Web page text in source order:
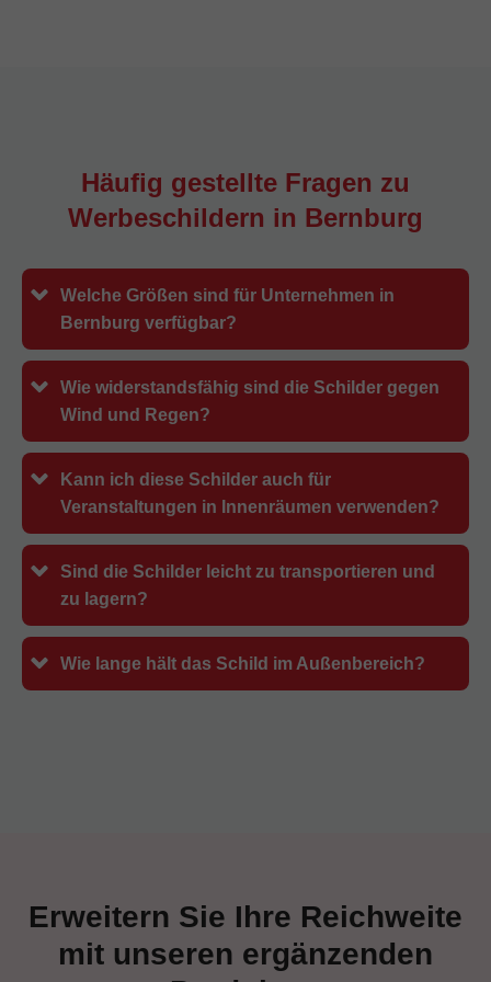
Häufig gestellte Fragen zu
Werbeschildern in Bernburg
Welche Größen sind für Unternehmen in
Bernburg verfügbar?
Wie widerstandsfähig sind die Schilder gegen
Wind und Regen?
Kann ich diese Schilder auch für
Veranstaltungen in Innenräumen verwenden?
Sind die Schilder leicht zu transportieren und
zu lagern?
Wie lange hält das Schild im Außenbereich?
Erweitern Sie Ihre Reichweite
mit unseren ergänzenden